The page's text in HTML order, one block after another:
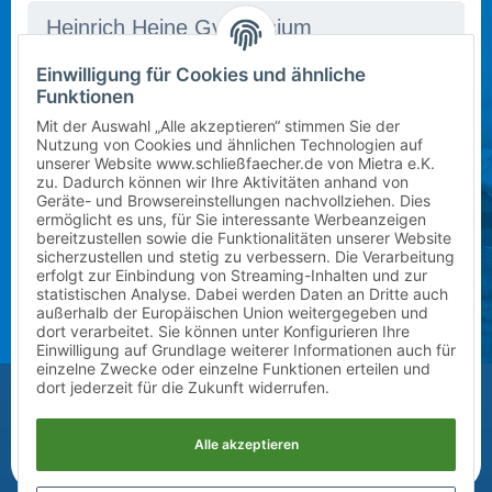
In dieser Schule stehen derzeit leider keine Schließfächer
zur Verfügung. Bitte kontaktieren Sie uns per E-Mail
aninfo@mietra.de.
Mietbeginn wählen
Schuljahr 2026/2027 (ab sofort)
Klasse wählen
Bitte wählen Sie die korrekte Klassenstufe im
kommenden Schuljahr.
1
Zusatz (Klasse a, b, c) wählen
?
Vor-/Nachname des Kindes
Einwilligung für Cookies und ähnliche
Funktionen
Mit der Auswahl „Alle akzeptieren“ stimmen Sie der
Nutzung von Cookies und ähnlichen Technologien auf
unserer Website www.schließfaecher.de von Mietra e.K.
zu. Dadurch können wir Ihre Aktivitäten anhand von
Geräte- und Browsereinstellungen nachvollziehen. Dies
ermöglicht es uns, für Sie interessante Werbeanzeigen
bereitzustellen sowie die Funktionalitäten unserer Website
sicherzustellen und stetig zu verbessern. Die Verarbeitung
erfolgt zur Einbindung von Streaming-Inhalten und zur
statistischen Analyse. Dabei werden Daten an Dritte auch
außerhalb der Europäischen Union weitergegeben und
dort verarbeitet. Sie können unter Konfigurieren Ihre
Einwilligung auf Grundlage weiterer Informationen auch für
einzelne Zwecke oder einzelne Funktionen erteilen und
dort jederzeit für die Zukunft widerrufen.
Alle akzeptieren